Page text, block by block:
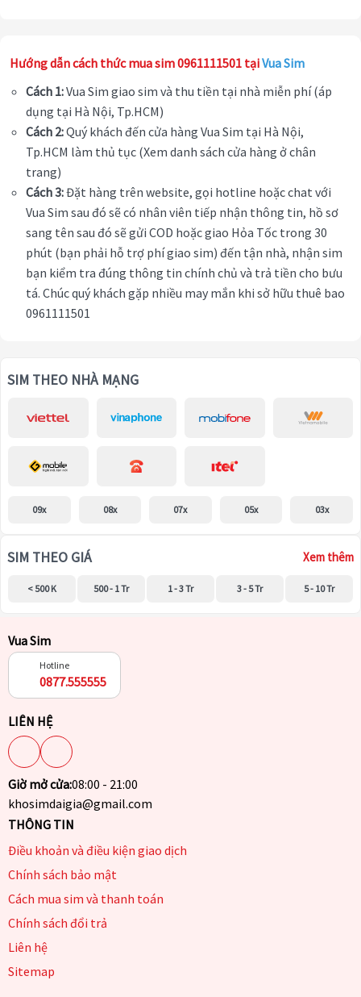
Hướng dẫn cách thức mua sim 0961111501 tạiVua Sim
Cách 1:Vua Sim giao sim và thu tiền tại nhà miễn phí (áp
dụng tại Hà Nội, Tp.HCM)
Cách 2:Quý khách đến cửa hàng Vua Sim tại Hà Nội,
Tp.HCM làm thủ tục (Xem danh sách cửa hàng ở chân
trang)
Cách 3:Đặt hàng trên website, gọi hotline hoặc chat với
Vua Sim sau đó sẽ có nhân viên tiếp nhận thông tin, hồ sơ
sang tên sau đó sẽ gửi COD hoặc giao Hỏa Tốc trong 30
phút (bạn phải hỗ trợ phí giao sim) đến tận nhà, nhận sim
bạn kiểm tra đúng thông tin chính chủ và trả tiền cho bưu
tá. Chúc quý khách gặp nhiều may mắn khi sở hữu thuê bao
0961111501
SIM THEO NHÀ MẠNG
09x 08x 07x 05x 03x
SIM THEO GIÁ Xem thêm
< 500 K 500 - 1 Tr 1 - 3 Tr 3 - 5 Tr 5 - 10 Tr
Vua Sim
Hotline
0877.555555
LIÊN HỆ
Giờ mở cửa:08:00 - 21:00
khosimdaigia@gmail.com
THÔNG TIN
Điều khoản và điều kiện giao dịch
Chính sách bảo mật
Cách mua sim và thanh toán
Chính sách đổi trả
Liên hệ
Sitemap